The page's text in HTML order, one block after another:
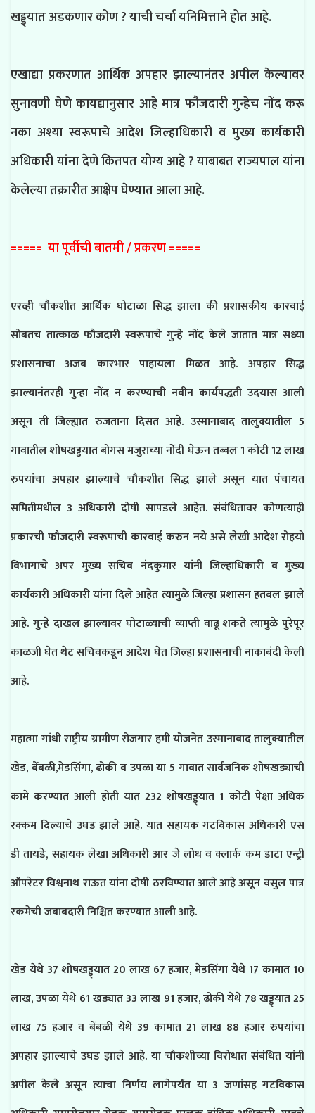
खड्ड्यात अडकणार कोण ? याची चर्चा यनिमित्ताने होत आहे.
एखाद्या प्रकरणात आर्थिक अपहार झाल्यानंतर अपील केल्यावर
सुनावणी घेणे कायद्यानुसार आहे मात्र फौजदारी गुन्हेच नोंद करू
नका अश्या स्वरूपाचे आदेश जिल्हाधिकारी व मुख्य कार्यकारी
अधिकारी यांना देणे कितपत योग्य आहे ? याबाबत राज्यपाल यांना
केलेल्या तक्रारीत आक्षेप घेण्यात आला आहे.
===== या पूर्वीची बातमी / प्रकरण =====
एरव्ही चौकशीत आर्थिक घोटाळा सिद्ध झाला की प्रशासकीय कारवाई
सोबतच तात्काळ फौजदारी स्वरूपाचे गुन्हे नोंद केले जातात मात्र सध्या
प्रशासनाचा अजब कारभार पाहायला मिळत आहे. अपहार सिद्ध
झाल्यानंतरही गुन्हा नोंद न करण्याची नवीन कार्यपद्धती उदयास आली
असून ती जिल्ह्यात रुजताना दिसत आहे. उस्मानाबाद तालुक्यातील 5
गावातील शोषखड्डयात बोगस मजुराच्या नोंदी घेऊन तब्बल 1 कोटी 12 लाख
रुपयांचा अपहार झाल्याचे चौकशीत सिद्ध झाले असून यात पंचायत
समितीमधील 3 अधिकारी दोषी सापडले आहेत. संबंधितावर कोणत्याही
प्रकारची फौजदारी स्वरूपाची कारवाई करुन नये असे लेखी आदेश रोहयो
विभागाचे अपर मुख्य सचिव नंदकुमार यांनी जिल्हाधिकारी व मुख्य
कार्यकारी अधिकारी यांना दिले आहेत त्यामुळे जिल्हा प्रशासन हतबल झाले
आहे. गुन्हे दाखल झाल्यावर घोटाळ्याची व्याप्ती वाढू शकते त्यामुळे पुरेपूर
काळजी घेत थेट सचिवकडून आदेश घेत जिल्हा प्रशासनाची नाकाबंदी केली
आहे.
महात्मा गांधी राष्ट्रीय ग्रामीण रोजगार हमी योजनेत उस्मानाबाद तालुक्यातील
खेड, बेंबळी,मेडसिंगा, ढोकी व उपळा या 5 गावात सार्वजनिक शोषखड्याची
कामे करण्यात आली होती यात 232 शोषखड्ड्यात 1 कोटी पेक्षा अधिक
रक्कम दिल्याचे उघड झाले आहे. यात सहायक गटविकास अधिकारी एस
डी तायडे, सहायक लेखा अधिकारी आर जे लोध व क्लार्क कम डाटा एन्ट्री
ऑपरेटर विश्वनाथ राऊत यांना दोषी ठरविण्यात आले आहे असून वसुल पात्र
रकमेची जबाबदारी निश्चित करण्यात आली आहे.
खेड येथे 37 शोषखड्ड्यात 20 लाख 67 हजार, मेडसिंगा येथे 17 कामात 10
लाख, उपळा येथे 61 खड्यात 33 लाख 91 हजार, ढोकी येथे 78 खड्ड्यात 25
लाख 75 हजार व बेंबळी येथे 39 कामात 21 लाख 88 हजार रुपयांचा
अपहार झाल्याचे उघड झाले आहे. या चौकशीच्या विरोधात संबंधित यांनी
अपील केले असून त्याचा निर्णय लागेपर्यंत या 3 जणांसह गटविकास